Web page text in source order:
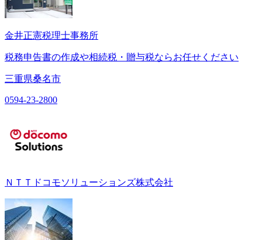
金井正憲税理士事務所
税務申告書の作成や相続税・贈与税ならお任せください
三重県桑名市
0594-23-2800
ＮＴＴドコモソリューションズ株式会社